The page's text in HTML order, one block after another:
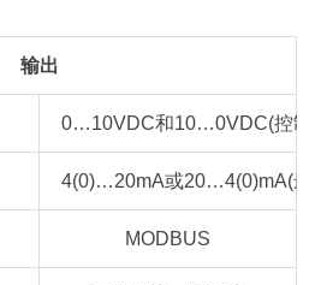
输出
0…10VDC和10…0VDC(控
4(0)…20mA或20…4(0)mA(
MODBUS